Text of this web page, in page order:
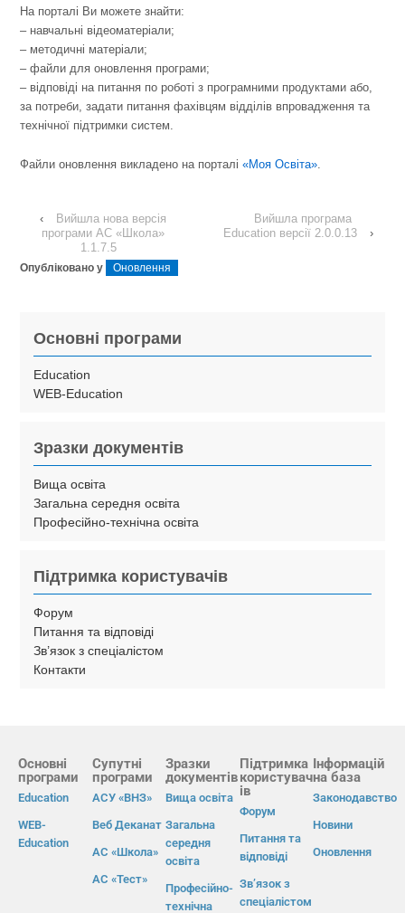
На порталі Ви можете знайти:
– навчальні відеоматеріали;
– методичні матеріали;
– файли для оновлення програми;
– відповіді на питання по роботі з програмними продуктами або,
за потреби, задати питання фахівцям відділів впровадження та
технічної підтримки систем.
Файли оновлення викладено на порталі«Моя Освіта».
‹
Вийшла нова версія
програми АС «Школа»
1.1.7.5
Вийшла програма
Education версії 2.0.0.13
›
Опубліковано у Оновлення
Основні програми
Education
WEB-Education
Зразки документів
Вища освіта
Загальна середня освіта
Професійно-технічна освіта
Підтримка користувачів
Форум
Питання та відповіді
Зв’язок з спеціалістом
Контакти
Основні
програми
Education
WEB-
Education
Супутні
програми
АСУ «ВНЗ»
Веб Деканат
АС «Школа»
АС «Тест»
Зразки
документів
Вища освіта
Загальна
середня
освіта
Професійно-
технічна
Підтримка
користувач
ів
Форум
Питання та
відповіді
Зв’язок з
спеціалістом
Інформацій
на база
Законодавство
Новини
Оновлення